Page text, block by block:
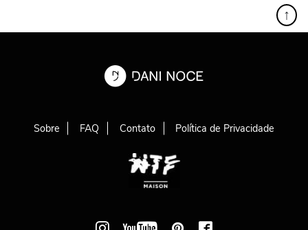
↑
Sobre FAQ Contato Política de Privacidade